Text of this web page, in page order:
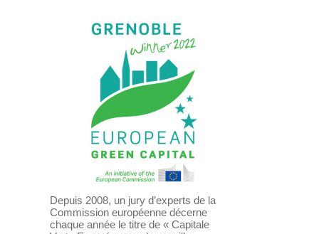
Depuis 2008, un jury d’experts de la
Commission européenne décerne
chaque année le titre de « Capitale